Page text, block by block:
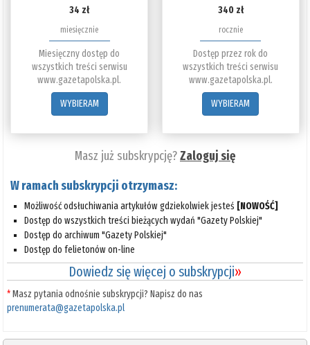
34 zł
miesięcznie
Miesięczny dostęp do
wszystkich treści serwisu
www.gazetapolska.pl.
WYBIERAM
340 zł
rocznie
Dostęp przez rok do
wszystkich treści serwisu
www.gazetapolska.pl.
WYBIERAM
Masz już subskrypcję?Zaloguj się
W ramach subskrypcji otrzymasz:
Możliwość odsłuchiwania artykułów gdziekolwiek jesteś [NOWOŚĆ]
Dostęp do wszystkich treści bieżących wydań "Gazety Polskiej"
Dostęp do archiwum "Gazety Polskiej"
Dostęp do felietonów on-line
Dowiedz się więcej o subskrypcji»
*Masz pytania odnośnie subskrypcji? Napisz do nas
prenumerata@gazetapolska.pl